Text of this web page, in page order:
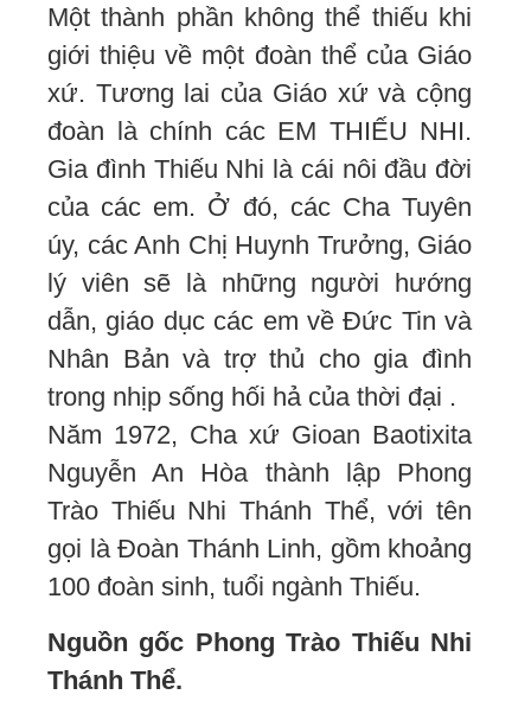
Một thành phần không thể thiếu khi
giới thiệu về một đoàn thể của Giáo
xứ. Tương lai của Giáo xứ và cộng
đoàn là chính các EM THIẾU NHI.
Gia đình Thiếu Nhi là cái nôi đầu đời
của các em. Ở đó, các Cha Tuyên
úy, các Anh Chị Huynh Trưởng, Giáo
lý viên sẽ là những người hướng
dẫn, giáo dục các em về Đức Tin và
Nhân Bản và trợ thủ cho gia đình
trong nhịp sống hối hả của thời đại .
Năm 1972, Cha xứ Gioan Baotixita
Nguyễn An Hòa thành lập Phong
Trào Thiếu Nhi Thánh Thể, với tên
gọi là Đoàn Thánh Linh, gồm khoảng
100 đoàn sinh, tuổi ngành Thiếu.
Nguồn gốc Phong Trào Thiếu Nhi
Thánh Thể.